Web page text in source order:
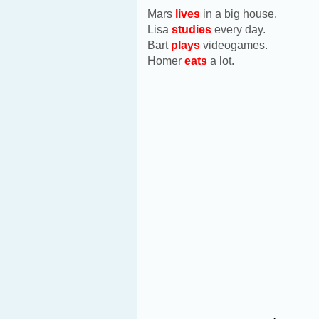
Mars lives in a big house.
Lisa studies every day.
Bart plays videogames.
Homer eats a lot.